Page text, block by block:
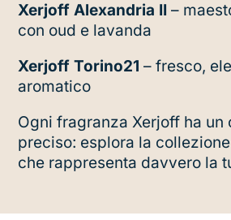
Xerjoff Alexandria II –
con oud e lavanda
Xerjoff Torino21 – fresco,
aromatico
Ogni fragranza Xerjoff ha un
preciso: esplora la
che rappresenta davvero la